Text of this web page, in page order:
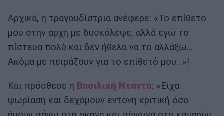
Αρχικά, η τραγουδίστρια ανέφερε: «Το επίθετο
μου στην αρχή με δυσκόλεψε, αλλά εγώ το
πίστευα πολύ και δεν ήθελα να το αλλάξω…
Ακόμα με πειράζουν για το επίθετό μου…»!
Και πρόσθεσε η Βασιλική Νταντά: «Είχα
ψωρίαση και δεχόμουν έντονη κριτική όσο